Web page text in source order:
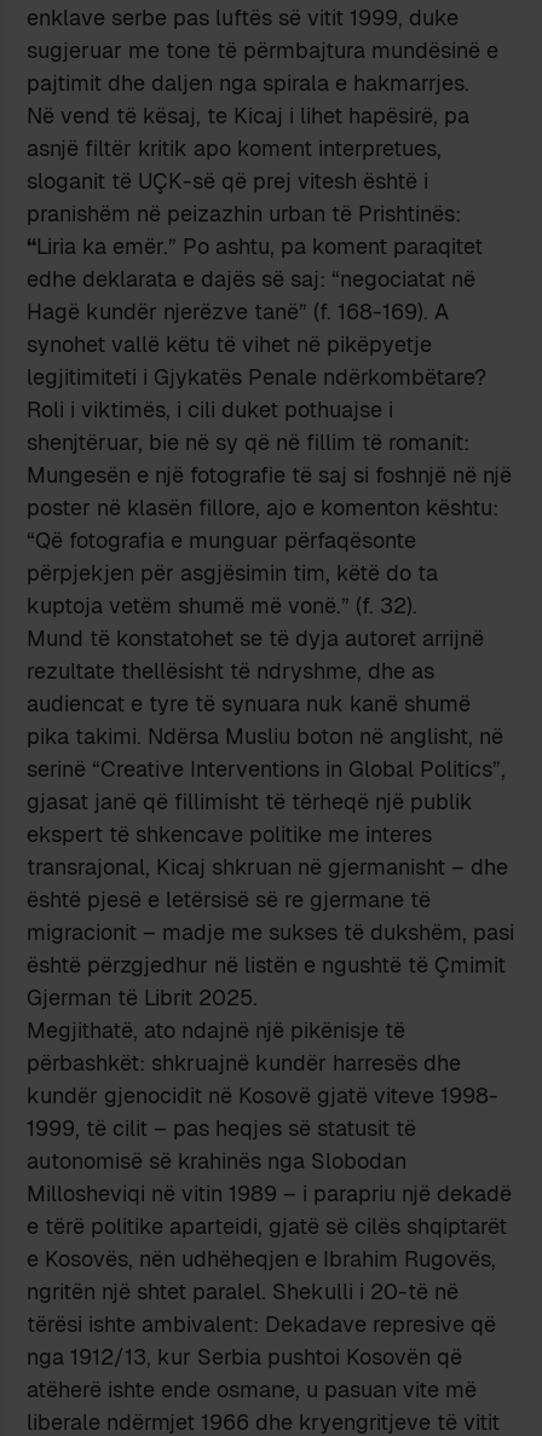
enklave serbe pas luftës së vitit 1999, duke
sugjeruar me tone të përmbajtura mundësinë e
pajtimit dhe daljen nga spirala e hakmarrjes.
Në vend të kësaj, te Kicaj i lihet hapësirë, pa
asnjë filtër kritik apo koment interpretues,
sloganit të UÇK-së që prej vitesh është i
pranishëm në peizazhin urban të Prishtinës:
“Liria ka emër.” Po ashtu, pa koment paraqitet
edhe deklarata e dajës së saj: “negociatat në
Hagë kundër njerëzve tanë” (f. 168-169). A
synohet vallë këtu të vihet në pikëpyetje
legjitimiteti i Gjykatës Penale ndërkombëtare?
Roli i viktimës, i cili duket pothuajse i
shenjtëruar, bie në sy që në fillim të romanit:
Mungesën e një fotografie të saj si foshnjë në një
poster në klasën fillore, ajo e komenton kështu:
“Që fotografia e munguar përfaqësonte
përpjekjen për asgjësimin tim, këtë do ta
kuptoja vetëm shumë më vonë.” (f. 32).
Mund të konstatohet se të dyja autoret arrijnë
rezultate thellësisht të ndryshme, dhe as
audiencat e tyre të synuara nuk kanë shumë
pika takimi. Ndërsa Musliu boton në anglisht, në
serinë “Creative Interventions in Global Politics”,
gjasat janë që fillimisht të tërheqë një publik
ekspert të shkencave politike me interes
transrajonal, Kicaj shkruan në gjermanisht – dhe
është pjesë e letërsisë së re gjermane të
migracionit – madje me sukses të dukshëm, pasi
është përzgjedhur në listën e ngushtë të Çmimit
Gjerman të Librit 2025.
Megjithatë, ato ndajnë një pikënisje të
përbashkët: shkruajnë kundër harresës dhe
kundër gjenocidit në Kosovë gjatë viteve 1998-
1999, të cilit – pas heqjes së statusit të
autonomisë së krahinës nga Slobodan
Millosheviqi në vitin 1989 – i parapriu një dekadë
e tërë politike aparteidi, gjatë së cilës shqiptarët
e Kosovës, nën udhëheqjen e Ibrahim Rugovës,
ngritën një shtet paralel. Shekulli i 20-të në
tërësi ishte ambivalent: Dekadave represive që
nga 1912/13, kur Serbia pushtoi Kosovën që
atëherë ishte ende osmane, u pasuan vite më
liberale ndërmjet 1966 dhe kryengritjeve të vitit